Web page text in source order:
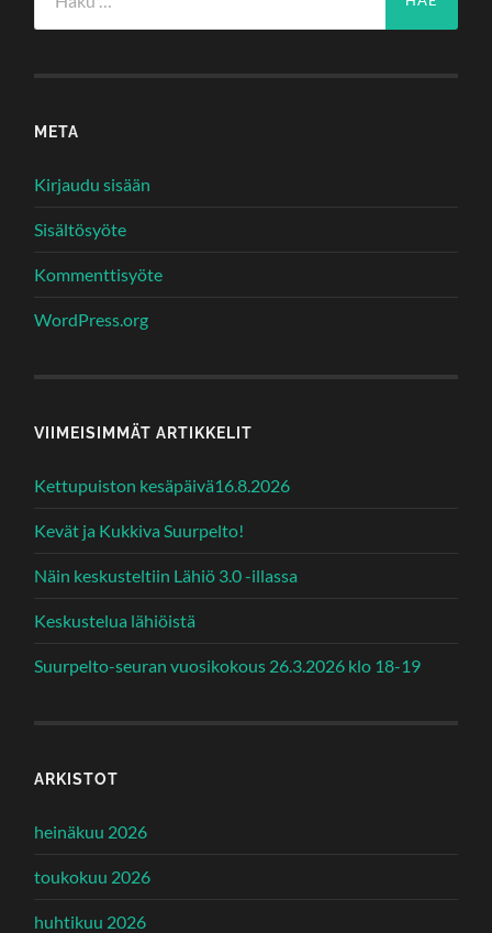
META
Kirjaudu sisään
Sisältösyöte
Kommenttisyöte
WordPress.org
VIIMEISIMMÄT ARTIKKELIT
Kettupuiston kesäpäivä16.8.2026
Kevät ja Kukkiva Suurpelto!
Näin keskusteltiin Lähiö 3.0 -illassa
Keskustelua lähiöistä
Suurpelto-seuran vuosikokous 26.3.2026 klo 18-19
ARKISTOT
heinäkuu 2026
toukokuu 2026
huhtikuu 2026